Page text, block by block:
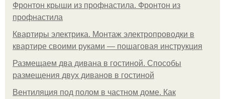
Фронтон крыши из профнастила. Фронтон из
профнастила
Квартиры электрика. Монтаж электропроводки в
квартире своими руками — пошаговая инструкция
Размещаем два дивана в гостиной. Способы
размещения двух диванов в гостиной
Вентиляция под полом в частном доме. Как